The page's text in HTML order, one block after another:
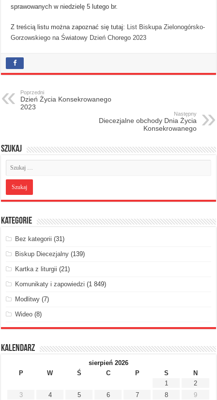
sprawowanych w niedzielę 5 lutego br.
Z treścią listu można zapoznać się tutaj: List Biskupa Zielonogórsko-
Gorzowskiego na Światowy Dzień Chorego 2023
Poprzedni
Dzień Życia Konsekrowanego
2023
Następny
Diecezjalne obchody Dnia Życia
Konsekrowanego
Szukaj
Kategorie
Bez kategorii (31)
Biskup Diecezjalny (139)
Kartka z liturgii (21)
Komunikaty i zapowiedzi (1 849)
Modlitwy (7)
Wideo (8)
Kalendarz
sierpień 2026
P
W Ś C P S
N
1
2
3
4 5 6 7 8
9